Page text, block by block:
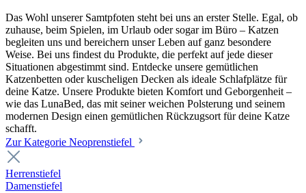
Das Wohl unserer Samtpfoten steht bei uns an erster Stelle. Egal, ob
zuhause, beim Spielen, im Urlaub oder sogar im Büro – Katzen
begleiten uns und bereichern unser Leben auf ganz besondere
Weise. Bei uns findest du Produkte, die perfekt auf jede dieser
Situationen abgestimmt sind. Entdecke unsere gemütlichen
Katzenbetten oder kuscheligen Decken als ideale Schlafplätze für
deine Katze. Unsere Produkte bieten Komfort und Geborgenheit –
wie das LunaBed, das mit seiner weichen Polsterung und seinem
modernen Design einen gemütlichen Rückzugsort für deine Katze
schafft.
Zur Kategorie Neoprenstiefel
Herrenstiefel
Damenstiefel